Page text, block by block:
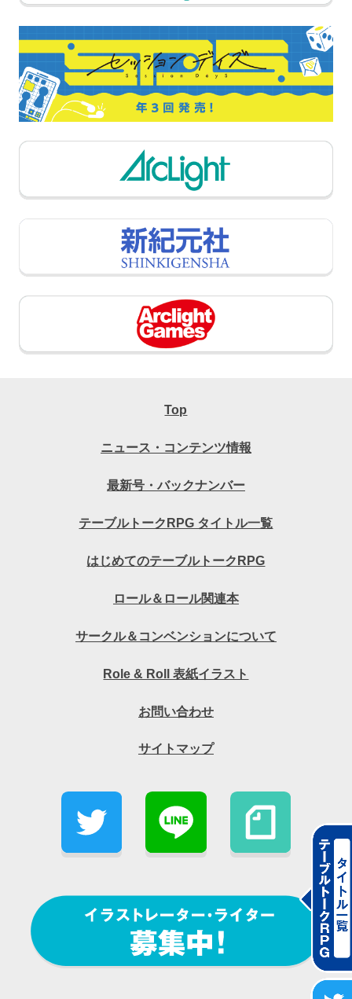
Top
ニュース・コンテンツ情報
最新号・バックナンバー
テーブルトークRPG タイトル一覧
はじめてのテーブルトークRPG
ロール＆ロール関連本
サークル＆コンベンションについて
Role & Roll 表紙イラスト
お問い合わせ
サイトマップ